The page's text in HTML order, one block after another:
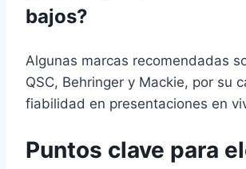
bajos?
Algunas marcas recomendadas
QSC, Behringer y Mackie, por su
fiabilidad en presentaciones en
Puntos clave para